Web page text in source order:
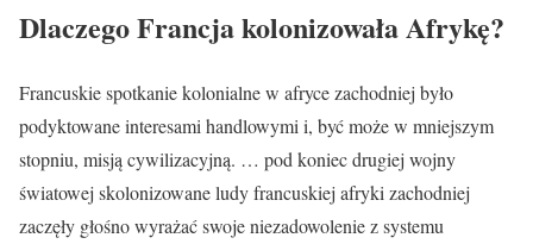
Dlaczego Francja kolonizowała Afrykę?
Francuskie spotkanie kolonialne w afryce zachodniej było
podyktowane interesami handlowymi i, być może w mniejszym
stopniu, misją cywilizacyjną. … pod koniec drugiej wojny
światowej skolonizowane ludy francuskiej afryki zachodniej
zaczęły głośno wyrażać swoje niezadowolenie z systemu